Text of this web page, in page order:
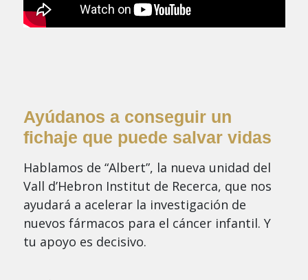
Ayúdanos a conseguir un
fichaje que puede salvar vidas
Hablamos de “Albert”, la nueva unidad del
Vall d’Hebron Institut de Recerca, que nos
ayudará a acelerar la investigación de
nuevos fármacos para el cáncer infantil. Y
tu apoyo es decisivo.